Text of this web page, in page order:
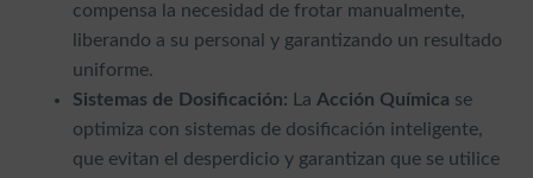
compensa la necesidad de frotar manualmente,
liberando a su personal y garantizando un resultado
uniforme.
Sistemas de Dosificación: La Acción Química se
optimiza con sistemas de dosificación inteligente,
que evitan el desperdicio y garantizan que se utilice